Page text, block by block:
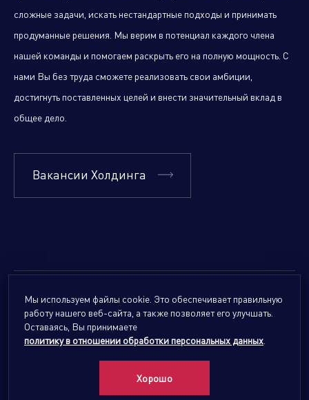
сложные задачи, искать нестандартные подходы и принимать
продуманные решения. Мы верим в потенциал каждого члена
нашей команды и помогаем раскрыть его на полную мощность. С
нами Вы без труда сможете реализовать свои амбиции,
достигнуть поставленных целей и внести значительный вклад в
общее дело.
Вакансии Холдинга
© 2026Forte Holding.Все права защищены.
Политика обработки персональных данных
Сайты подразделений Холдинга
Мы используем файлы cookie. Это обеспечивает правильную
работу нашего веб-сайта, а также позволяет его улучшать.
Оставаясь, Вы принимаете
политику в отношении обработки персональных данных
Хорошо